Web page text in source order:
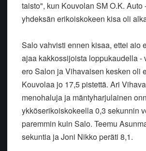
taisto", kun Kouvolan SM O.K. Auto
yhdeksän erikoiskokeen kisa oli
Salo vahvisti ennen kisaa, ettei aio
ajaa kakkossijoista loppukaudella -
ero Salon ja Vihavaisen kesken oli
Kouvolaa jo 17,5 pistettä. Ari
menohaluja ja mäntyharjulainen
ykköserikoiskokeella 0,3 sekunnin
paremmin kuin Salo. Teemu
sekuntia ja Joni Nikko peräti 8,1.